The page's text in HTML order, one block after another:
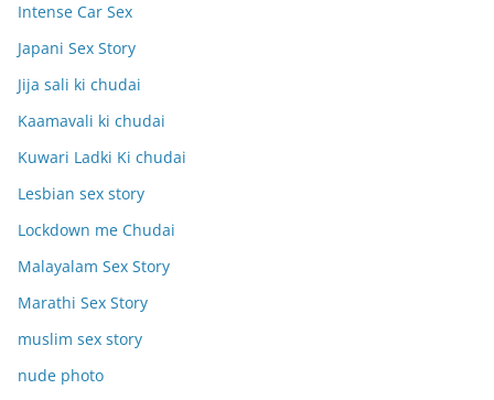
Intense Car Sex
Japani Sex Story
Jija sali ki chudai
Kaamavali ki chudai
Kuwari Ladki Ki chudai
Lesbian sex story
Lockdown me Chudai
Malayalam Sex Story
Marathi Sex Story
muslim sex story
nude photo